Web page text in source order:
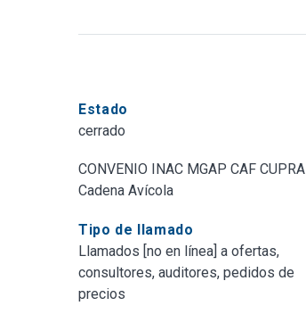
Estado
cerrado
CONVENIO INAC MGAP CAF CUPRA
Cadena Avícola
Tipo de llamado
Llamados [no en línea] a ofertas,
consultores, auditores, pedidos de
precios